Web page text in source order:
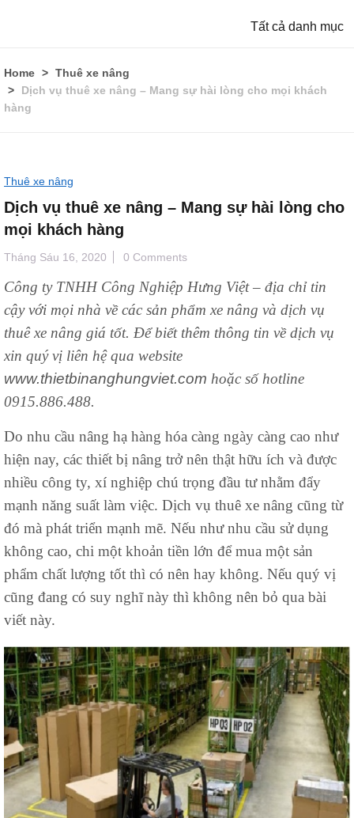
Tất cả danh mục
Home
Thuê xe nâng
Dịch vụ thuê xe nâng – Mang sự hài lòng cho mọi khách
hàng
Thuê xe nâng
Dịch vụ thuê xe nâng – Mang sự hài lòng cho
mọi khách hàng
Tháng Sáu 16, 2020 0 Comments
Công ty TNHH Công Nghiệp Hưng Việt – địa chỉ tin
cậy với mọi nhà về các sản phẩm xe nâng và dịch vụ
thuê xe nâng giá tốt. Để biết thêm thông tin về dịch vụ
xin quý vị liên hệ qua website
www.thietbinanghungviet.com hoặc số hotline
0915.886.488.
Do nhu cầu nâng hạ hàng hóa càng ngày càng cao như
hiện nay, các thiết bị nâng trở nên thật hữu ích và được
nhiều công ty, xí nghiệp chú trọng đầu tư nhằm đẩy
mạnh năng suất làm việc. Dịch vụ thuê xe nâng cũng từ
đó mà phát triển mạnh mẽ. Nếu như nhu cầu sử dụng
không cao, chi một khoản tiền lớn để mua một sản
phẩm chất lượng tốt thì có nên hay không. Nếu quý vị
cũng đang có suy nghĩ này thì không nên bỏ qua bài
viết này.